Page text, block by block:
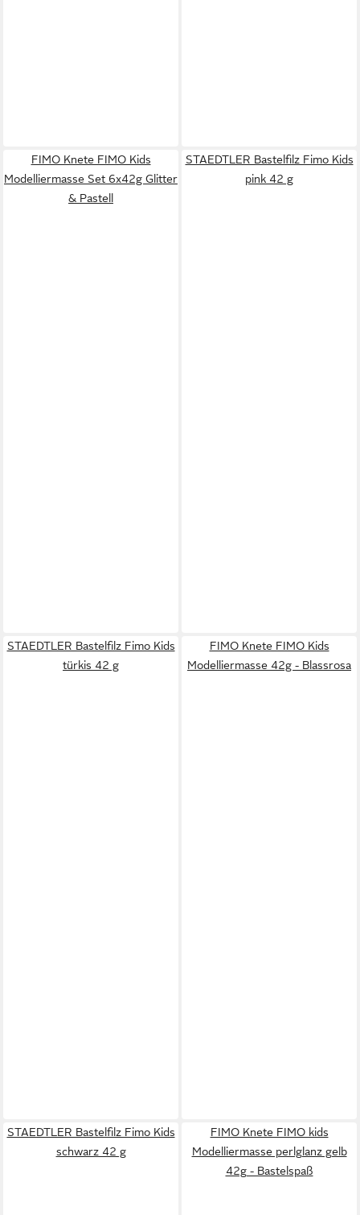
FIMO Knete FIMO Kids
Modelliermasse Set 6x42g Glitter
& Pastell
STAEDTLER Bastelfilz Fimo Kids
pink 42 g
STAEDTLER Bastelfilz Fimo Kids
türkis 42 g
FIMO Knete FIMO Kids
Modelliermasse 42g - Blassrosa
STAEDTLER Bastelfilz Fimo Kids
schwarz 42 g
FIMO Knete FIMO kids
Modelliermasse perlglanz gelb
42g - Bastelspaß